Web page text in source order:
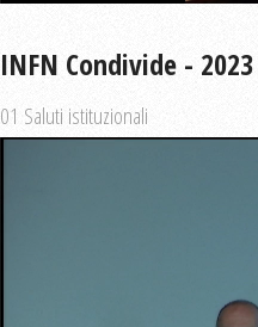
INFN Condivide - 2023
01 Saluti istituzionali